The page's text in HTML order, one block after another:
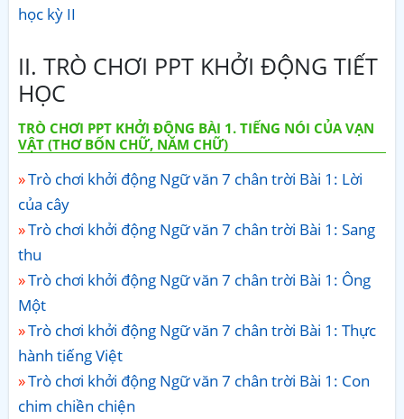
học kỳ II
II. TRÒ CHƠI PPT KHỞI ĐỘNG TIẾT
HỌC
TRÒ CHƠI PPT KHỞI ĐỘNG BÀI 1. TIẾNG NÓI CỦA VẠN
VẬT (THƠ BỐN CHỮ, NĂM CHỮ)
Trò chơi khởi động Ngữ văn 7 chân trời Bài 1: Lời
của cây
Trò chơi khởi động Ngữ văn 7 chân trời Bài 1: Sang
thu
Trò chơi khởi động Ngữ văn 7 chân trời Bài 1: Ông
Một
Trò chơi khởi động Ngữ văn 7 chân trời Bài 1: Thực
hành tiếng Việt
Trò chơi khởi động Ngữ văn 7 chân trời Bài 1: Con
chim chiền chiện